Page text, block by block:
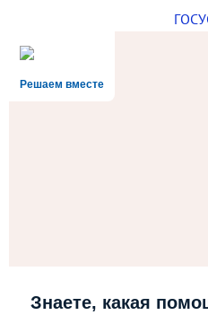
Решаем вместе
Знаете, какая